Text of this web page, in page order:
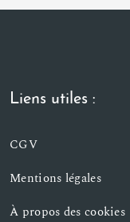
Liens utiles :
CGV
Mentions légales
À propos des cookies